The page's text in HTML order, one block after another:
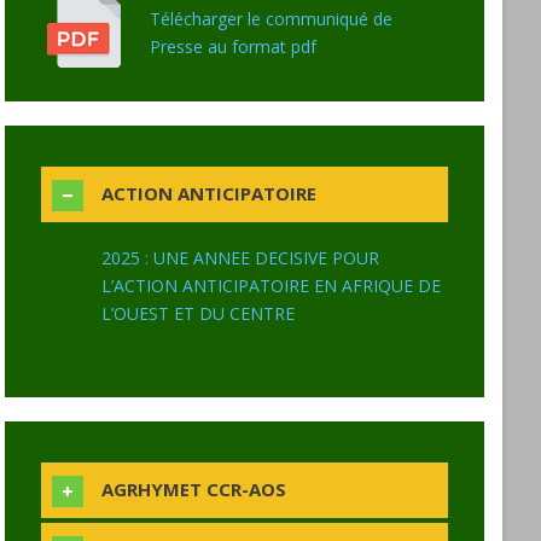
Télécharger le communiqué de
Presse au format pdf
ACTION ANTICIPATOIRE
2025 : UNE ANNEE DECISIVE POUR
L’ACTION ANTICIPATOIRE EN AFRIQUE DE
L’OUEST ET DU CENTRE
AGRHYMET CCR-AOS